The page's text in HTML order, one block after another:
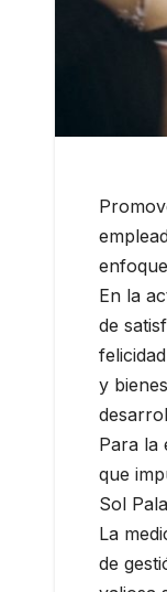
En la
de
y
Para la
que
Sol
La
de